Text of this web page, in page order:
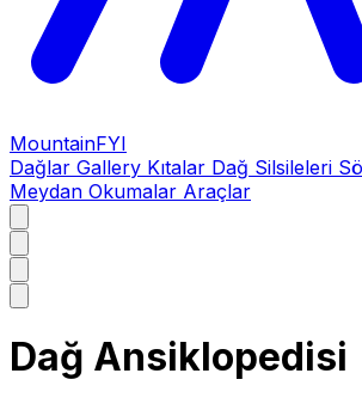
MountainFYI
Dağlar Gallery Kıtalar Dağ Silsileleri
Meydan Okumalar Araçlar
Dağ Ansiklopedisi